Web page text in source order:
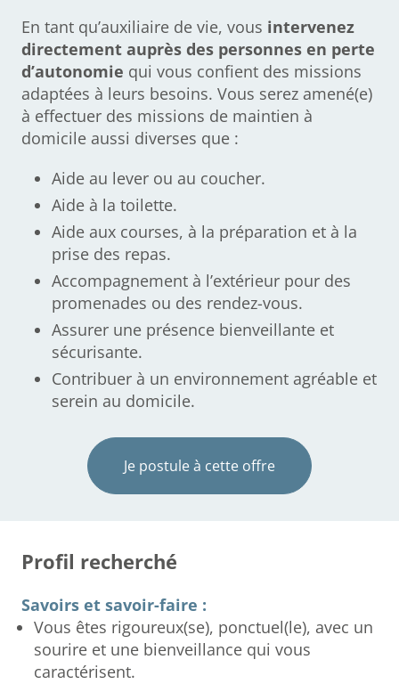
En tant qu’auxiliaire de vie, vous intervenez
directement auprès des personnes en perte
d’autonomie qui vous confient des missions
adaptées à leurs besoins. Vous serez amené(e)
à effectuer des missions de maintien à
domicile aussi diverses que :
Aide au lever ou au coucher.
Aide à la toilette.
Aide aux courses, à la préparation et à la
prise des repas.
Accompagnement à l’extérieur pour des
promenades ou des rendez-vous.
Assurer une présence bienveillante et
sécurisante.
Contribuer à un environnement agréable et
serein au domicile.
Je postule à cette offre
Profil recherché
Savoirs et savoir-faire :
Vous êtes rigoureux(se), ponctuel(le), avec un
sourire et une bienveillance qui vous
caractérisent.